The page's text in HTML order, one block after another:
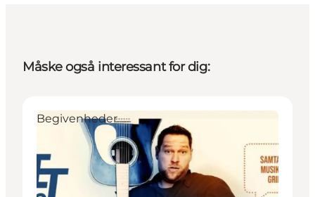
Måske også interessant for dig:
Begivenheder